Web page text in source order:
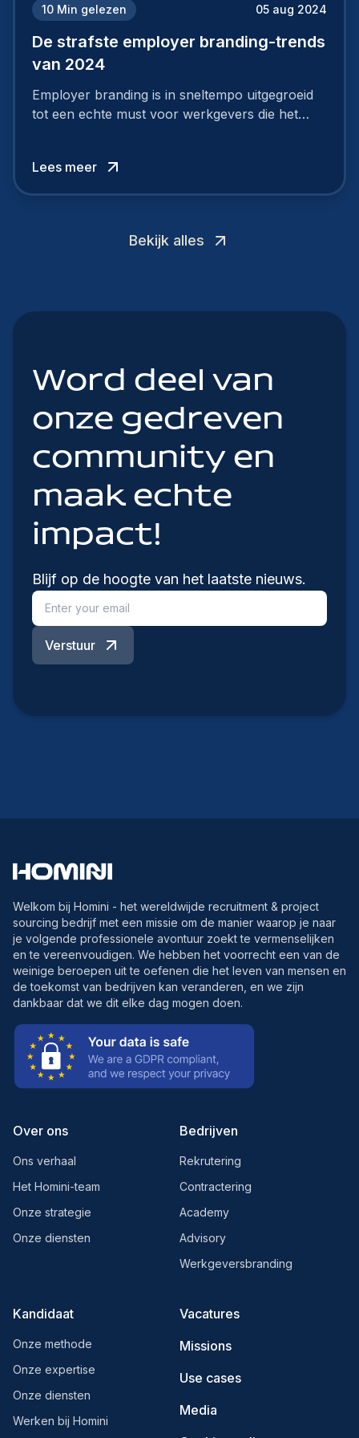
10 Min gelezen 05 aug 2024
De strafste employer branding-trends
van 2024
Employer branding is in sneltempo uitgegroeid
tot een echte must voor werkgevers die het
Lees meer
Bekijk alles
Word deel van
onze gedreven
community en
maak echte
impact!
Blijf op de hoogte van het laatste nieuws.
Verstuur
Welkom bij Homini - het wereldwijde recruitment & project
sourcing bedrijf met een missie om de manier waarop je naar
je volgende professionele avontuur zoekt te vermenselijken
en te vereenvoudigen. We hebben het voorrecht een van de
weinige beroepen uit te oefenen die het leven van mensen en
de toekomst van bedrijven kan veranderen, en we zijn
dankbaar dat we dit elke dag mogen doen.
Over ons
Ons verhaal
Het Homini-team
Onze strategie
Onze diensten
Bedrijven
Rekrutering
Contractering
Academy
Advisory
Werkgeversbranding
Kandidaat
Onze methode
Onze expertise
Onze diensten
Werken bij Homini
Vacatures
Missions
Use cases
Media